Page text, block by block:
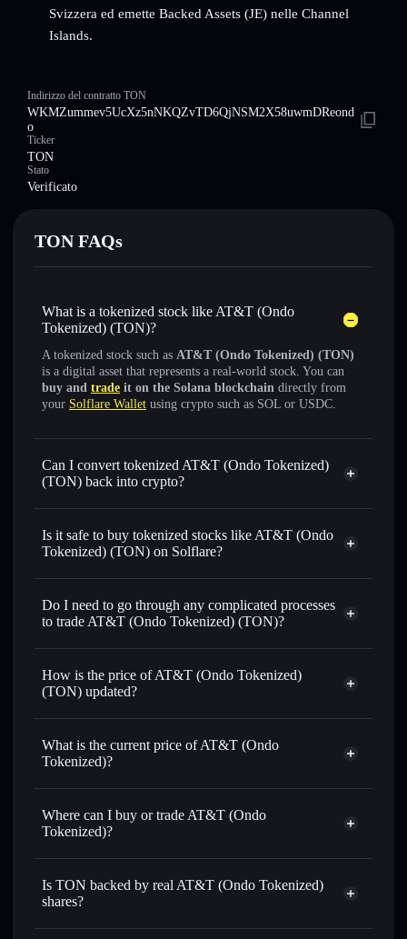
Svizzera ed emette Backed Assets (JE) nelle Channel
Islands.
Indirizzo del contratto TON
WKMZummev5UcXz5nNKQZvTD6QjNSM2X58uwmDReond
o
Ticker
TON
Stato
Verificato
TON FAQs
What is a tokenized stock like AT&T (Ondo
Tokenized) (TON)?
A tokenized stock such as AT&T (Ondo Tokenized) (TON)
is a digital asset that represents a real-world stock. You can
buy and trade it on the Solana blockchain directly from
your Solflare Wallet using crypto such as SOL or USDC.
Can I convert tokenized AT&T (Ondo Tokenized)
(TON) back into crypto?
AT&T (Ondo Tokenized)
Is it safe to buy tokenized stocks like AT&T (Ondo
Tokenized) (TON) on Solflare?
1:1 backed,
Do I need to go through any complicated processes
to trade AT&T (Ondo Tokenized) (TON)?
How is the price of AT&T (Ondo Tokenized)
(TON) updated?
AT&T (Ondo Tokenized)
What is the current price of AT&T (Ondo
Tokenized)?
AT&T (Ondo Tokenized)
$23.71
Where can I buy or trade AT&T (Ondo
Tokenized)?
Is TON backed by real AT&T (Ondo Tokenized)
shares?